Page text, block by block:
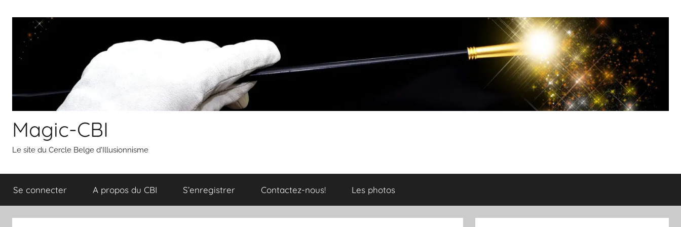
contenu
Magic-CBI
Le site du Cercle Belge d'Illusionnisme
Se connecter A propos du CBI S’enregistrer Contactez-nous! Les photos